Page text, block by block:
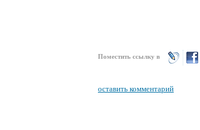
Поместить ссылку в
оставить комментарий